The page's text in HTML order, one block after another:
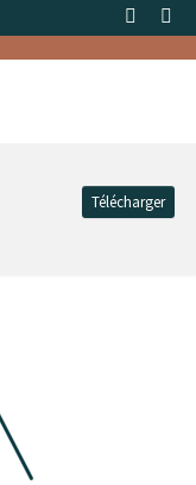
Télécharger